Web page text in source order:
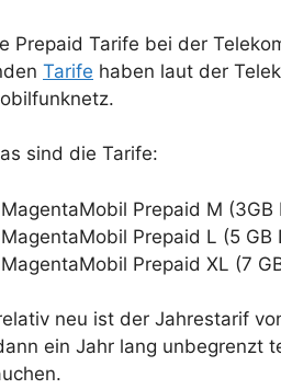
Tarife haben laut der
sind die Tarife:
MagentaMobil Prepaid M (3GB
MagentaMobil Prepaid L (5 GB
MagentaMobil Prepaid XL (7
neu ist der Jahrestarif
ein Jahr lang unbegrenzt